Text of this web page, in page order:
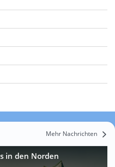
Mehr Nachrichten
in den Norden